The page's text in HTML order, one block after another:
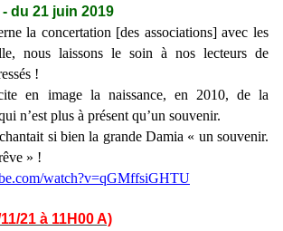
du 21 juin 2019
la concertation [des associations] avec les
nous laissons le soin à nos lecteurs de
!
en image la naissance, en 2010, de la
n’est plus à présent qu’un souvenir.
si bien la grande Damia « un souvenir.
» !
watch?v=qGMffsiGHTU
21 à 11H00 A)